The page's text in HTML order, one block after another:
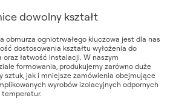
dowolny kształt
obmurza ogniotrwałego kluczowa jest dla nas
dostosowania kształtu wyłożenia do
oraz łatwość instalacji. W naszym
formowania, produkujemy zarówno duże
sztuk, jak i mniejsze zamówienia obejmujące
wyrobów izolacyjnych odpornych
temperatur.